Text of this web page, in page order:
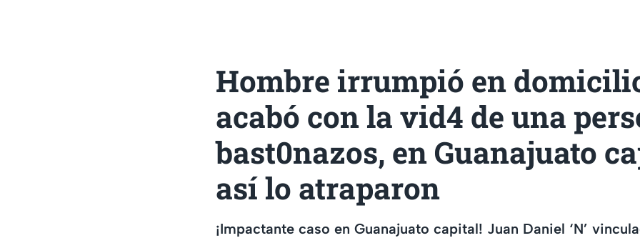
Hombre irrumpió en
acabó con la vid4 de una
bast0nazos, en Guanajuato
así lo atraparon
¡Impactante caso en Guanajuato capital! Juan Daniel ‘N’